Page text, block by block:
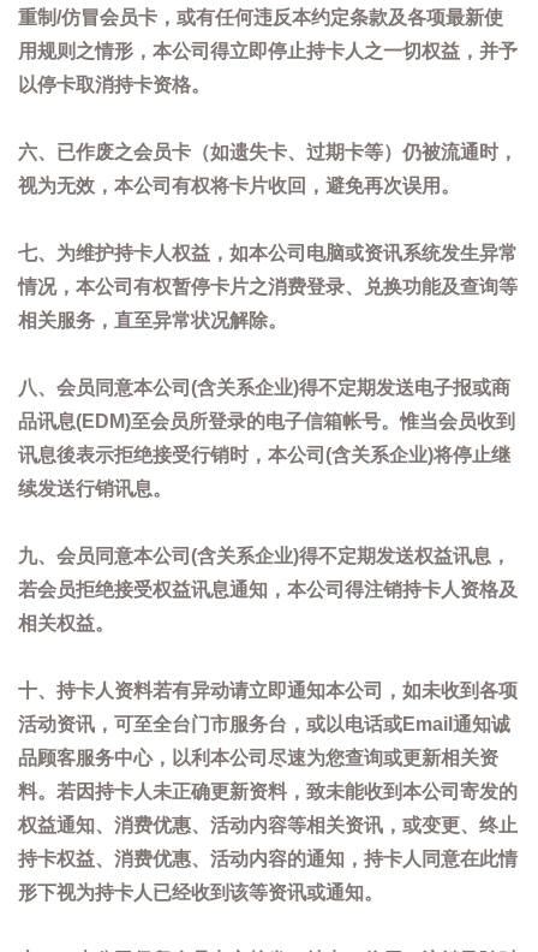
重制/仿冒会员卡，或有任何违反本约定条款及各项最新使
用规则之情形，本公司得立即停止持卡人之一切权益，并予
以停卡取消持卡资格。
六、已作废之会员卡（如遗失卡、过期卡等）仍被流通时，
视为无效，本公司有权将卡片收回，避免再次误用。
七、为维护持卡人权益，如本公司电脑或资讯系统发生异常
情况，本公司有权暂停卡片之消费登录、兑换功能及查询等
相关服务，直至异常状况解除。
八、会员同意本公司(含关系企业)得不定期发送电子报或商
品讯息(EDM)至会员所登录的电子信箱帐号。惟当会员收到
讯息後表示拒绝接受行销时，本公司(含关系企业)将停止继
续发送行销讯息。
九、会员同意本公司(含关系企业)得不定期发送权益讯息，
若会员拒绝接受权益讯息通知，本公司得注销持卡人资格及
相关权益。
十、持卡人资料若有异动请立即通知本公司，如未收到各项
活动资讯，可至全台门市服务台，或以电话或Email通知诚
品顾客服务中心，以利本公司尽速为您查询或更新相关资
料。若因持卡人未正确更新资料，致未能收到本公司寄发的
权益通知、消费优惠、活动内容等相关资讯，或变更、终止
持卡权益、消费优惠、活动内容的通知，持卡人同意在此情
形下视为持卡人已经收到该等资讯或通知。